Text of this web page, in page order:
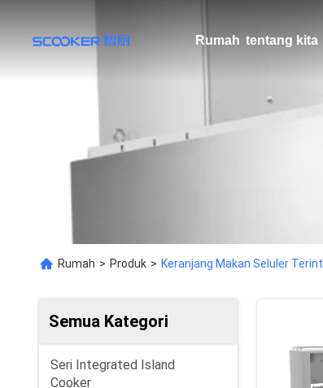
Rumah tentang kita
Rumah > Produk > Keranjang Makan Seluler
Semua Kategori
Seri Integrated Island
Cooker